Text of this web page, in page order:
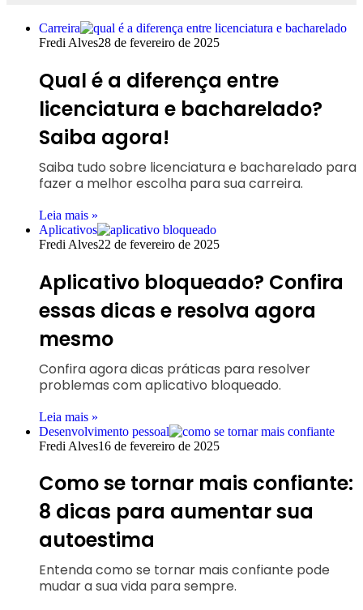
Carreira
Fredi Alves28 de fevereiro de 2025
Qual é a diferença entre
licenciatura e bacharelado?
Saiba agora!
Saiba tudo sobre licenciatura e bacharelado para
fazer a melhor escolha para sua carreira.
Leia mais »
Aplicativos
Fredi Alves22 de fevereiro de 2025
Aplicativo bloqueado? Confira
essas dicas e resolva agora
mesmo
Confira agora dicas práticas para resolver
problemas com aplicativo bloqueado.
Leia mais »
Desenvolvimento pessoal
Fredi Alves16 de fevereiro de 2025
Como se tornar mais confiante:
8 dicas para aumentar sua
autoestima
Entenda como se tornar mais confiante pode
mudar a sua vida para sempre.